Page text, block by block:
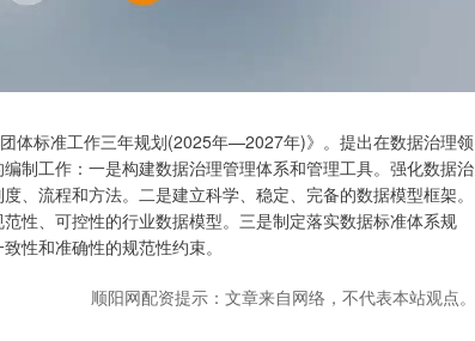
标准工作三年规划(2025年—2027年)》。提出在数据治理领
制工作：一是构建数据治理管理体系和管理工具。强化数据治
、流程和方法。二是建立科学、稳定、完备的数据模型框架。
性、可控性的行业数据模型。三是制定落实数据标准体系规
性和准确性的规范性约束。
顺阳网配资提示：文章来自网络，不代表本站观点。